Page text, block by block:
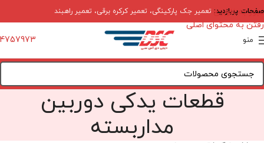
عبور به ناوبری
رفتن به محتوای اصلی
صفحات پربازدید: تعمیر جک پارکینگی، تعمیر کرکره برقی، تعمیر راهبند
منو
قطعات یدکی دوربین
مداربسته